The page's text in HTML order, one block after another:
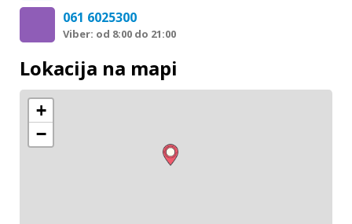
061 6025300
Viber: od 8:00 do 21:00
Lokacija na mapi
+
−